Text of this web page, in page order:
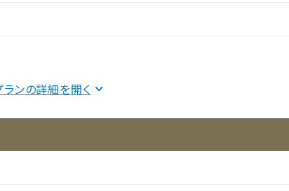
円（非課税）
円（非課税）
ンの詳細を